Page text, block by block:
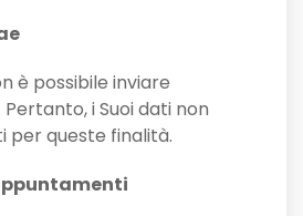
è possibile inviare
i Suoi dati non
queste finalità.